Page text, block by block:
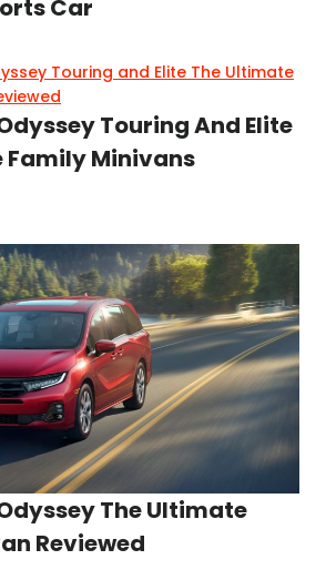
Car
Touring And Elite
Family Minivans
The Ultimate
Reviewed